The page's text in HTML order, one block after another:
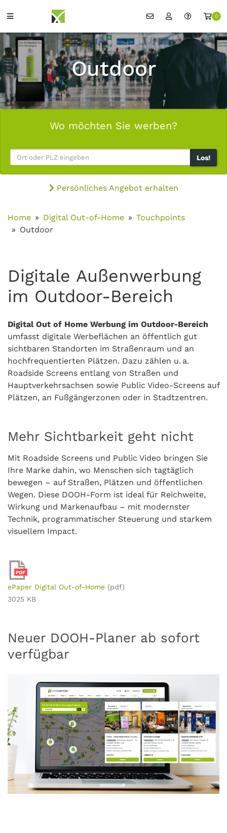
0
Outdoor
Wo möchten Sie werben?
Los!
Persönliches Angebot erhalten
Home Digital Out-of-Home
Touchpoints
Outdoor
Digitale Außenwerbung
im Outdoor-Bereich
Digital Out of Home Werbung im Outdoor-Bereich
umfasst digitale Werbeflächen an öffentlich gut
sichtbaren Standorten im Straßenraum und an
hochfrequentierten Plätzen. Dazu zählen u. a.
Roadside Screens entlang von Straßen und
Hauptverkehrsachsen sowie Public Video-Screens auf
Plätzen, an Fußgängerzonen oder in Stadtzentren.
Mehr Sichtbarkeit geht nicht
Mit Roadside Screens und Public Video bringen Sie
Ihre Marke dahin, wo Menschen sich tagtäglich
bewegen – auf Straßen, Plätzen und öffentlichen
Wegen. Diese DOOH-Form ist ideal für Reichweite,
Wirkung und Markenaufbau – mit modernster
Technik, programmatischer Steuerung und starkem
visuellem Impact.
PDF
ePaper Digital Out-of-Home (pdf)
3025 KB
Neuer DOOH-Planer ab sofort
verfügbar